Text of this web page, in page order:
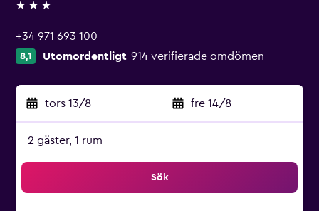
3 stjärnor
+34 971 693 100
8,1 Utomordentligt 914 verifierade omdömen
tors 13/8 - fre 14/8
2 gäster, 1 rum
Sök